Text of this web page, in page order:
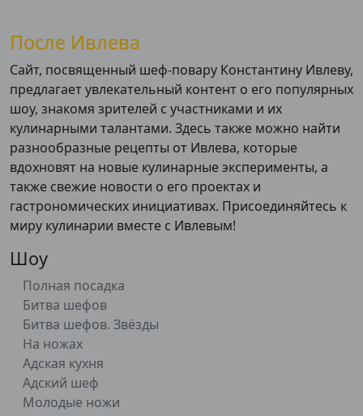
После Ивлева
Сайт, посвященный шеф-повару Константину Ивлеву,
предлагает увлекательный контент о его популярных
шоу, знакомя зрителей с участниками и их
кулинарными талантами. Здесь также можно найти
разнообразные рецепты от Ивлева, которые
вдохновят на новые кулинарные эксперименты, а
также свежие новости о его проектах и
гастрономических инициативах. Присоединяйтесь к
миру кулинарии вместе с Ивлевым!
Шоу
Полная посадка
Битва шефов
Битва шефов. Звёзды
На ножах
Адская кухня
Адский шеф
Молодые ножи